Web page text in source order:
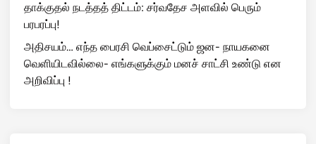
தாக்குதல் நடத்தத் திட்டம்: சர்வதேச அளவில் பெரும்
பரபரப்பு!
அதிசயம்… எந்த பைரசி வெப்சைட்டும் ஜன- நாயகனை
வெளியிடவில்லை- எங்களுக்கும் மனச் சாட்சி உண்டு என
அறிவிப்பு !